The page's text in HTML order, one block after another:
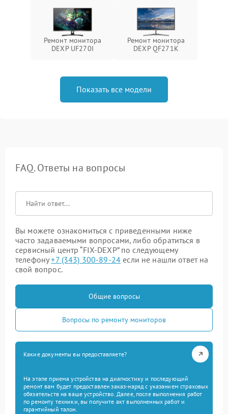
Ремонт монитора
DEXP UF270I
Ремонт монитора
DEXP QF271K
Показать все модели
FAQ. Ответы на вопросы
Вы можете ознакомиться с приведенными ниже
часто задаваемыми вопросами, либо обратиться в
сервисный центр “FIX-DEXP” по следующему
телефону+7 (343) 300-89-24 если не нашли ответ на
свой вопрос.
Общие вопросы
Вопросы по ремонту мониторов
Какие документы вы предоставляете?
На этапе приема устройства на диагностику и последующий
ремонт вам будет предоставлен заказ-наряд с указанием страховых
обязательств на ваше устройство. Далее, после выполнения работ
по ремонту техники, вы получите акт выполненных работ и
гарантийный талон.